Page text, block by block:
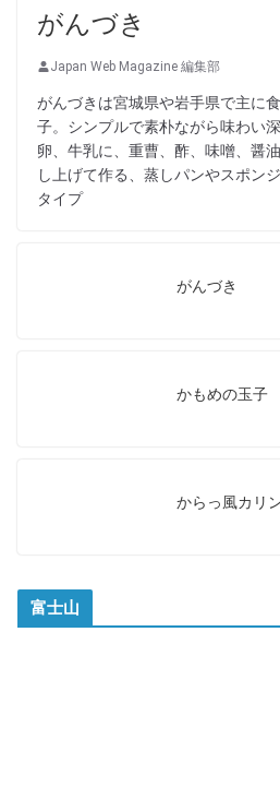
がんづき
Japan Web Magazine 編集部
がんづきは宮城県や岩手県で主に
子。シンプルで素朴ながら味わい
卵、牛乳に、重曹、酢、味噌、醤
し上げて作る、蒸しパンやスポン
タイプ
がんづき
かもめの玉子
からっ風カリ
富士山